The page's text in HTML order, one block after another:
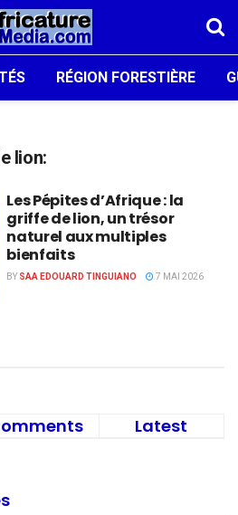
RÉGION FORESTIÈRE
lion:
Les Pépites d’Afrique : la
griffe de lion, un trésor
naturel aux multiples
bienfaits
BY SAA EDOUARD TINGUIANO 7 MAI 2026
Latest